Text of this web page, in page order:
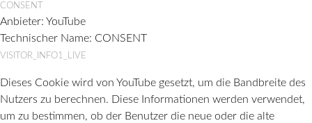
CONSENT
Anbieter: YouTube
Technischer Name: CONSENT
VISITOR_INFO1_LIVE
Dieses Cookie wird von YouTube gesetzt, um die Bandbreite des
Nutzers zu berechnen. Diese Informationen werden verwendet,
um zu bestimmen, ob der Benutzer die neue oder die alte